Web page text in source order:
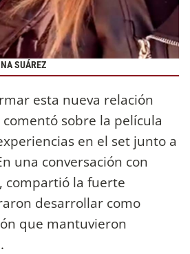
SUÁREZ
esta nueva relación
sobre la película
en el set junto a
una conversación con
compartió la fuerte
desarrollar como
que mantuvieron